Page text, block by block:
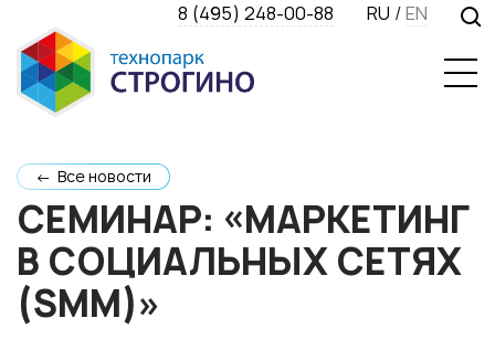
8 (495) 248-00-88 RU /EN
← Все новости
СЕМИНАР: «МАРКЕТИНГ
В СОЦИАЛЬНЫХ СЕТЯХ
(SMM)»